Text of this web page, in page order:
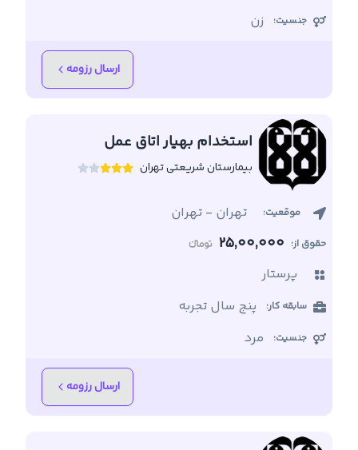
جنسیت: زن
ارسال رزومه
استخدام بهیار اتاق عمل
بیمارستان شریعتی تهران
موقعیت: تهران- تهران
حقوق از: 25,00,000
پرستار
سابقه کار: پنج سال تجربه
جنسیت: مرد
ارسال رزومه